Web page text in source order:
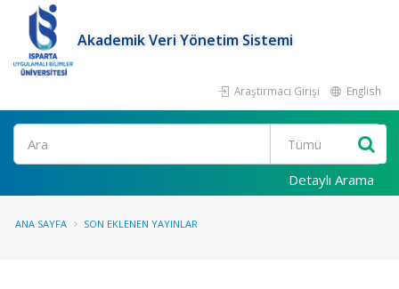
Akademik Veri Yönetim Sistemi
Araştırmacı Girişi English
Ara
Detaylı Arama
ANA SAYFA SON EKLENEN YAYINLAR